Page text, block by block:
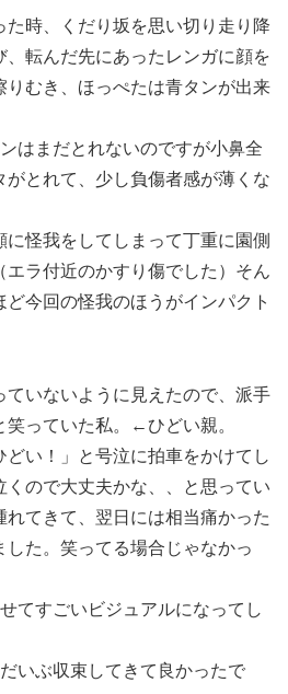
た時、くだり坂を思い切り走り降
、転んだ先にあったレンガに顔を
りむき、ほっぺたは青タンが出来
はまだとれないのですが小鼻全
とれて、少し負傷者感が薄くな
怪我をしてしまって丁重に園側
エラ付近のかすり傷でした）そん
今回の怪我のほうがインパクト
ていないように見えたので、派手
笑っていた私。←ひどい親。
どい！」と号泣に拍車をかけてし
くので大丈夫かな、、と思ってい
てきて、翌日には相当痛かった
た。笑ってる場合じゃなかっ
てすごいビジュアルになってし
いぶ収束してきて良かったで